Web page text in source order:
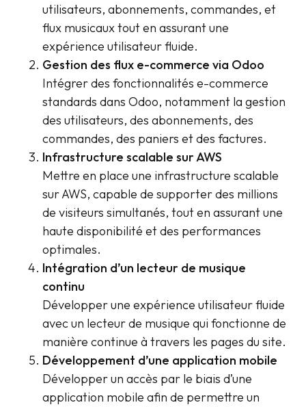
utilisateurs, abonnements, commandes, et
flux musicaux tout en assurant une
expérience utilisateur fluide.
Gestion des flux e-commerce via Odoo
Intégrer des fonctionnalités e-commerce
standards dans Odoo, notamment la gestion
des utilisateurs, des abonnements, des
commandes, des paniers et des factures.
Infrastructure scalable sur AWS
Mettre en place une infrastructure scalable
sur AWS, capable de supporter des millions
de visiteurs simultanés, tout en assurant une
haute disponibilité et des performances
optimales.
Intégration d’un lecteur de musique
continu
Développer une expérience utilisateur fluide
avec un lecteur de musique qui fonctionne de
manière continue à travers les pages du site.
Développement d’une application mobile
Développer un accès par le biais d’une
application mobile afin de permettre un